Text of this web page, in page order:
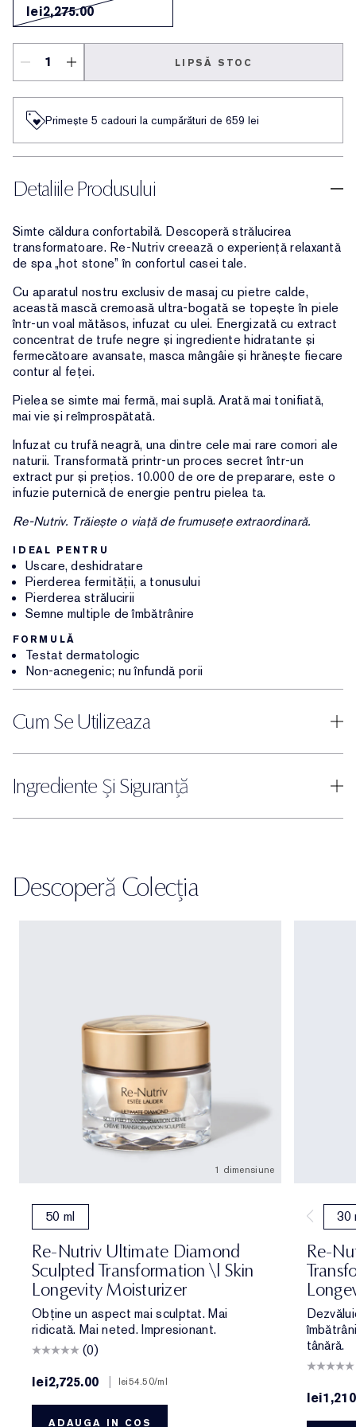
lei2,275.00
LIPSĂ STOC
Primește 5 cadouri la cumpărături de 659 lei
Detaliile Produsului
Simte căldura confortabilă. Descoperă strălucirea
transformatoare. Re-Nutriv creează o experiență relaxantă
de spa „hot stone” în confortul casei tale.
Cu aparatul nostru exclusiv de masaj cu pietre calde,
această mască cremoasă ultra-bogată se topește în piele
într-un voal mătăsos, infuzat cu ulei. Energizată cu extract
concentrat de trufe negre și ingrediente hidratante și
fermecătoare avansate, masca mângâie și hrănește fiecare
contur al feței.
Pielea se simte mai fermă, mai suplă. Arată mai tonifiată,
mai vie și reîmprospătată.
Infuzat cu trufă neagră, una dintre cele mai rare comori ale
naturii. Transformată printr-un proces secret într-un
extract pur și prețios. 10.000 de ore de preparare, este o
infuzie puternică de energie pentru pielea ta.
Re-Nutriv. Trăiește o viață de frumusețe extraordinară.
IDEAL PENTRU
Uscare, deshidratare
Pierderea fermității, a tonusului
Pierderea strălucirii
Semne multiple de îmbătrânire
FORMULĂ
Testat dermatologic
Non-acnegenic; nu înfundă porii
Cum Se Utilizeaza
Ingrediente Și Siguranță
Descoperă Colecția
1 dimensiune
50 ml
Re-Nutriv Ultimate Diamond
Sculpted Transformation \| Skin
Longevity Moisturizer
Obține un aspect mai sculptat. Mai
ridicată. Mai neted. Impresionant.
(0)
lei2,725.00
| lei54.50/ml
ADAUGA IN COS
30
Re-
tânără.